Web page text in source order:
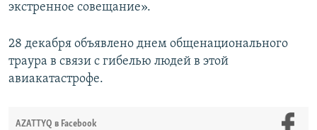
экстренное совещание».
28 декабря объявлено днем общенационального
траура в связи с гибелью людей в этой
авиакатастрофе.
AZATTYQ в Facebook